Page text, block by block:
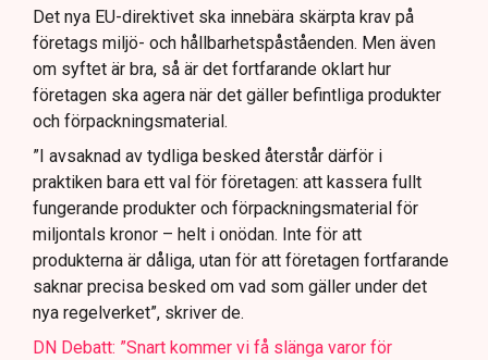
Det nya EU-direktivet ska innebära skärpta krav på
företags miljö- och hållbarhetspåståenden. Men även
om syftet är bra, så är det fortfarande oklart hur
företagen ska agera när det gäller befintliga produkter
och förpackningsmaterial.
”I avsaknad av tydliga besked återstår därför i
praktiken bara ett val för företagen: att kassera fullt
fungerande produkter och förpackningsmaterial för
miljontals kronor – helt i onödan. Inte för att
produkterna är dåliga, utan för att företagen fortfarande
saknar precisa besked om vad som gäller under det
nya regelverket”, skriver de.
DN Debatt: ”Snart kommer vi få slänga varor för